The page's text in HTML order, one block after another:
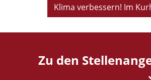
Klima verbessern! Im
Zu den